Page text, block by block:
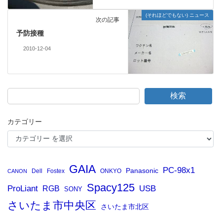
(それほどでもない) ニュース
次の記事
予防接種
2010-12-04
検索
カテゴリー
CANON Dell Fostex GAIA ONKYO Panasonic PC-98x1
ProLiant RGB SONY Spacy125 USB
さいたま市中央区 さいたま市北区